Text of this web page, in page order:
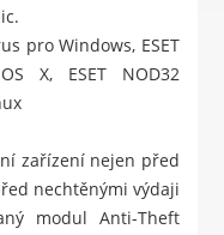
pro Windows, ESET
X, ESET NOD32
zařízení nejen před
nechtěnými výdaji
modul Anti-Theft